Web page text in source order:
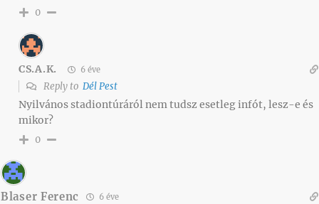
0
CS.A.K. 6 éve
Reply to Dél Pest
Nyilvános stadiontúráról nem tudsz esetleg infót, lesz-e és
mikor?
0
Blaser Ferenc 6 éve